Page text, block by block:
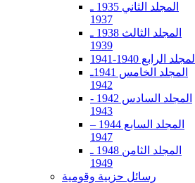
المجلد الثاني 1935 ـ
1937
المجلد الثالث 1938 ـ
1939
المجلد الرابع 1940-1941
المجلد الخامس 1941ـ
1942
المجلد السادس 1942 -
1943
المجلد السابع 1944 –
1947
المجلد الثامن 1948 ـ
1949
رسائل حزبية وقومية